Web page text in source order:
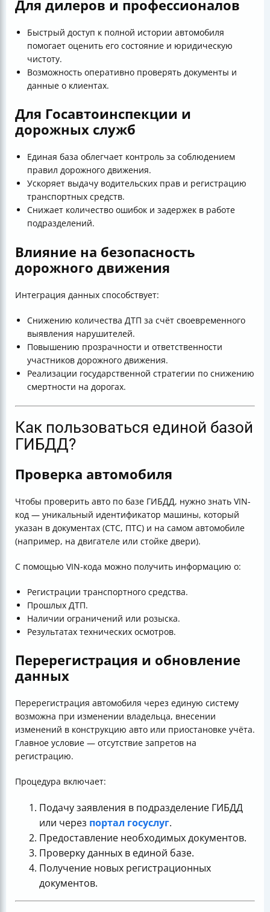
Для дилеров и профессионалов
Быстрый доступ к полной истории автомобиля
помогает оценить его состояние и юридическую
чистоту.
Возможность оперативно проверять документы и
данные о клиентах.
Для Госавтоинспекции и
дорожных служб
Единая база облегчает контроль за соблюдением
правил дорожного движения.
Ускоряет выдачу водительских прав и регистрацию
транспортных средств.
Снижает количество ошибок и задержек в работе
подразделений.
Влияние на безопасность
дорожного движения
Интеграция данных способствует:
Снижению количества ДТП за счёт своевременного
выявления нарушителей.
Повышению прозрачности и ответственности
участников дорожного движения.
Реализации государственной стратегии по снижению
смертности на дорогах.
Как пользоваться единой базой
ГИБДД?
Проверка автомобиля
Чтобы проверить авто по базе ГИБДД, нужно знать VIN-
код — уникальный идентификатор машины, который
указан в документах (СТС, ПТС) и на самом автомобиле
(например, на двигателе или стойке двери).
С помощью VIN-кода можно получить информацию о:
Регистрации транспортного средства.
Прошлых ДТП.
Наличии ограничений или розыска.
Результатах технических осмотров.
Перерегистрация и обновление
данных
Перерегистрация автомобиля через единую систему
возможна при изменении владельца, внесении
изменений в конструкцию авто или приостановке учёта.
Главное условие — отсутствие запретов на
регистрацию.
Процедура включает:
Подачу заявления в подразделение ГИБДД
или через портал госуслуг.
Предоставление необходимых документов.
Проверку данных в единой базе.
Получение новых регистрационных
документов.